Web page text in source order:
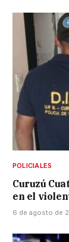
POLICIALES
Curuzú
en el
6 de agosto de